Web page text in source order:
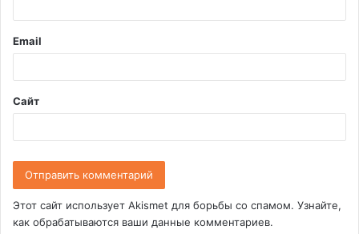
й
*
Email
Сайт
Этот сайт использует Akismet для борьбы со спамом. Узнайте,
как обрабатываются ваши данные комментариев.